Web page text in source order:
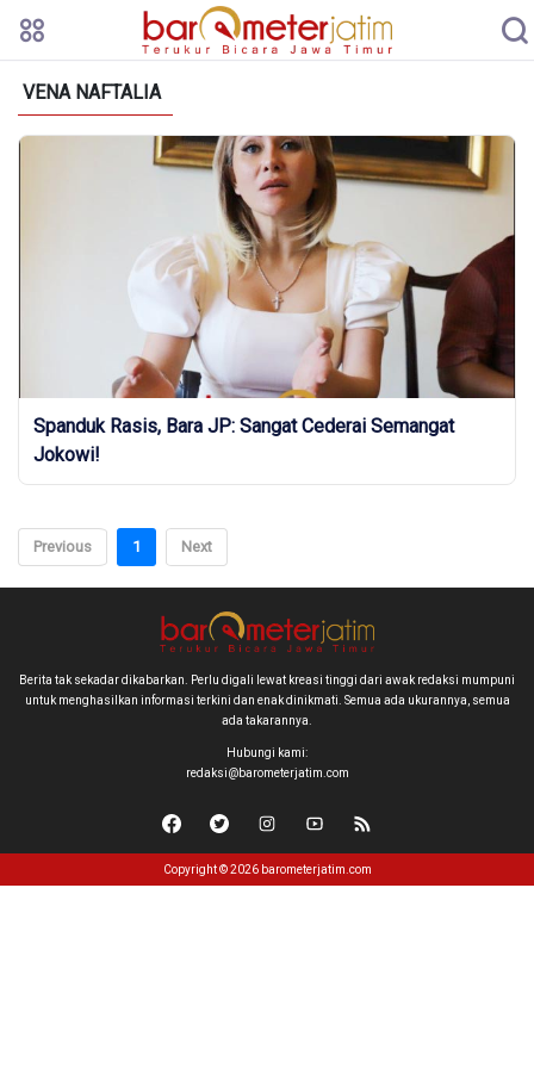
VENA NAFTALIA
Spanduk Rasis, Bara JP: Sangat Cederai Semangat
Jokowi!
Previous 1 Next
Berita tak sekadar dikabarkan. Perlu digali lewat kreasi tinggi dari awak redaksi mumpuni
untuk menghasilkan informasi terkini dan enak dinikmati. Semua ada ukurannya, semua
ada takarannya.
Hubungi kami:
redaksi@barometerjatim.com
Copyright © 2026 barometerjatim.com